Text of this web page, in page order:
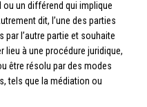
un différend qui implique
dit, l’une des parties
l’autre partie et souhaite
lieu à une procédure juridique,
être résolu par des modes
tels que la médiation ou